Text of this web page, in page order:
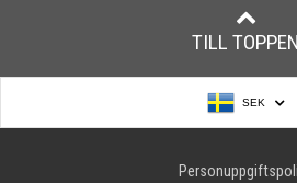
TILL TOPPEN
SEK